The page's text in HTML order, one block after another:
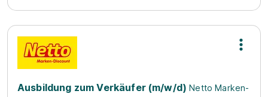
Ausbildung zum Verkäufer (m/w/d) Netto Marken-